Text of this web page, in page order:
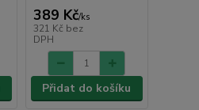
389 Kč/ks
321 Kč bez
DPH
Přidat do košíku